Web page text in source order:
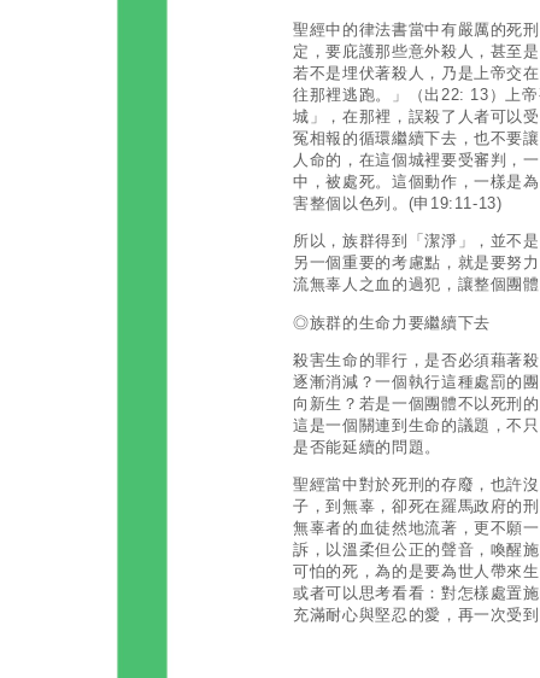
聖經中的律法書當中有嚴厲的死
定，要庇護那些意外殺人，甚至
若不是埋伏著殺人，乃是上帝交
往那裡逃跑。」（出22: 13）上
城」，在那裡，誤殺了人者可以
冤相報的循環繼續下去，也不要
人命的，在這個城裡要受審判，
中，被處死。這個動作，一樣是
害整個以色列。(申19:11-13)
所以，族群得到「潔淨」，並不
另一個重要的考慮點，就是要努
流無辜人之血的過犯，讓整個團
◎族群的生命力要繼續下去
殺害生命的罪行，是否必須藉著
逐漸消減？一個執行這種處罰的
向新生？若是一個團體不以死刑
這是一個關連到生命的議題，不
是否能延續的問題。
聖經當中對於死刑的存廢，也許
子，到無辜，卻死在羅馬政府的
無辜者的血徒然地流著，更不願
訴，以溫柔但公正的聲音，喚醒
可怕的死，為的是要為世人帶來
或者可以思考看看：對怎樣處置
充滿耐心與堅忍的愛，再一次受